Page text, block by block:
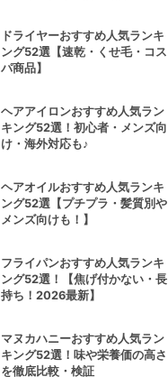
ドライヤーおすすめ人気ランキ
ング52選【速乾・くせ毛・コス
パ商品】
ヘアアイロンおすすめ人気ラン
キング52選！初心者・メンズ向
け・海外対応も♪
ヘアオイルおすすめ人気ランキ
ング52選【プチプラ・髪質別や
メンズ向けも！】
フライパンおすすめ人気ランキ
ング52選！【焦げ付かない・長
持ち！2026最新】
マヌカハニーおすすめ人気ラン
キング52選！味や栄養価の高さ
を徹底比較・検証